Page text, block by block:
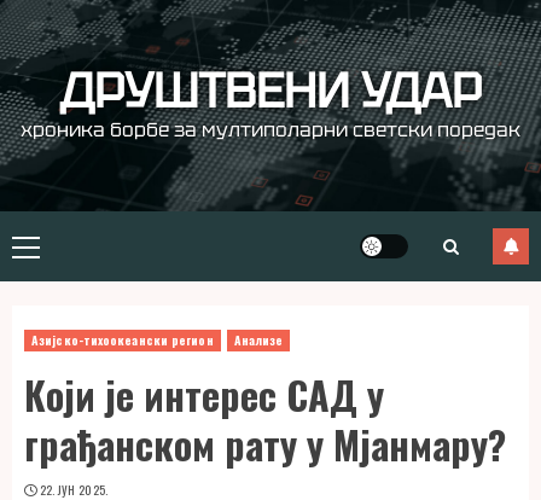
Skip
to
content ДРУШТВЕНИ УДАР
хроника борбе за мултиполарни светски поредак
Primary
Menu
Азијско-тихоокеански регион Анализе
Који је интерес САД у
грађанском рату у Мјанмару?
22. ЈУН 2025.